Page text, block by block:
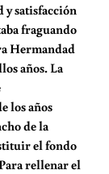
satisfacción
fraguando
Hermandad
años. La
los años
de la
el fondo
rellenar el